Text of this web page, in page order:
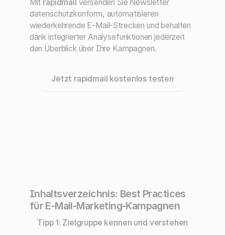
Mit rapidmail versenden Sie Newsletter
datenschutzkonform, automatisieren
wiederkehrende E-Mail-Strecken und behalten
dank integrierter Analysefunktionen jederzeit
den Überblick über Ihre Kampagnen.
Jetzt rapidmail kostenlos testen
Inhaltsverzeichnis: Best Practices
für E-Mail-Marketing-Kampagnen
Tipp 1: Zielgruppe kennen und verstehen